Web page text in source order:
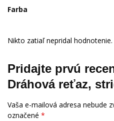
Farba
Nikto zatiaľ nepridal hodnotenie.
Pridajte prvú
Dráhová reťaz,
Vaša e-mailová adresa nebude
označené *